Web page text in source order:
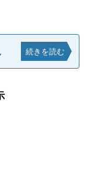
続きを読む